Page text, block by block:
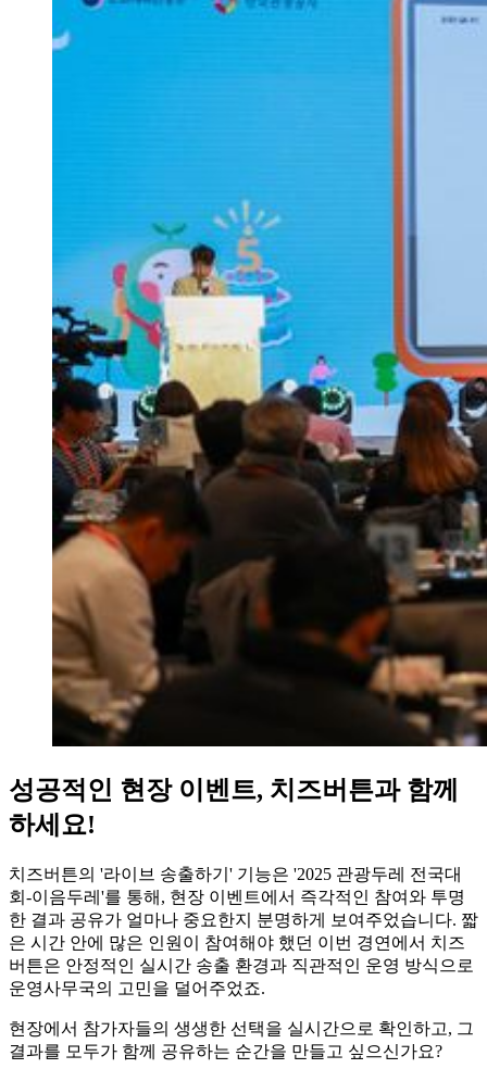
성공적인 현장 이벤트, 치즈버튼과 함께
하세요!
치즈버튼의 '라이브 송출하기' 기능은 '2025 관광두레 전국대
회-이음두레'를 통해, 현장 이벤트에서 즉각적인 참여와 투명
한 결과 공유가 얼마나 중요한지 분명하게 보여주었습니다. 짧
은 시간 안에 많은 인원이 참여해야 했던 이번 경연에서 치즈
버튼은 안정적인 실시간 송출 환경과 직관적인 운영 방식으로
운영사무국의 고민을 덜어주었죠.
현장에서 참가자들의 생생한 선택을 실시간으로 확인하고, 그
결과를 모두가 함께 공유하는 순간을 만들고 싶으신가요?